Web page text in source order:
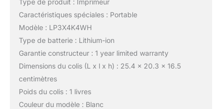
Caractéristiques spéciales : Portable
Modèle : LP3X4K4WH
Type de batterie : Lithium-ion
Garantie constructeur : 1 year limited warranty
Dimensions du colis (L x l x h) : 25.4 x 20.3 x 16.5
centimètres
Poids du colis : 1 livres
Couleur du modèle : Blanc